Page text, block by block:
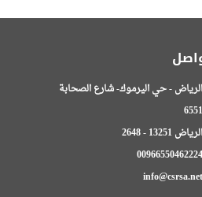
الرياض - حي اليرموك- شارع الصحابة
الرياض 13251 - 2648